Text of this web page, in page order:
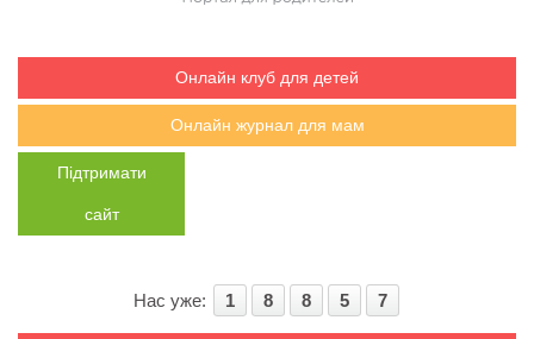
Онлайн клуб для детей
Онлайн журнал для мам
Підтримати
сайт
Нас уже: 1 8 8 5 7